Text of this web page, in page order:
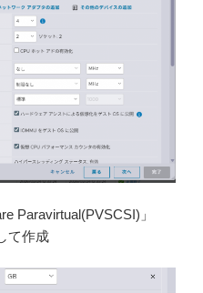
Paravirtual(PVSCSI)」
て作成